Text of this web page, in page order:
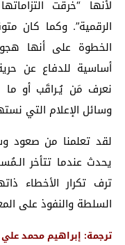
لأنها “خرقت
الخطوة على أنها
أساسية للدفاع عن
نعرف مَن يُـراقَب أو
وسائل الإعلام التي
لقد تعلمنا من صعود
يحدث عندما تتأخر
ترف تكرار الأخطاء
السلطة والنفوذ على
ترجمة: إبراهيم محمد